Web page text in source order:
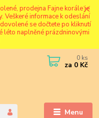
prodejna Fajne korále je
Veškeré informace k odeslání
se dočtete po kliknutí
léto naplněné prázdninovými
Menu
0 ks
za 0 Kč